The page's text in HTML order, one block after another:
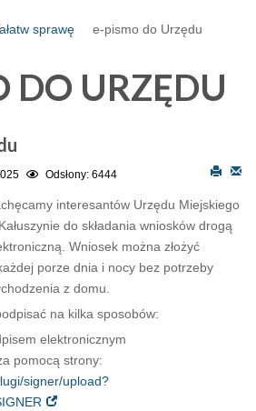
sprawę e-pismo do Urzędu
DO URZĘDU
Odsłony: 6444
interesantów Urzędu Miejskiego
do składania wniosków drogą
Wniosek można złożyć
porze dnia i nocy bez potrzeby
z domu.
na kilka sposobów:
elektronicznym
pomocą strony:
signer/upload?